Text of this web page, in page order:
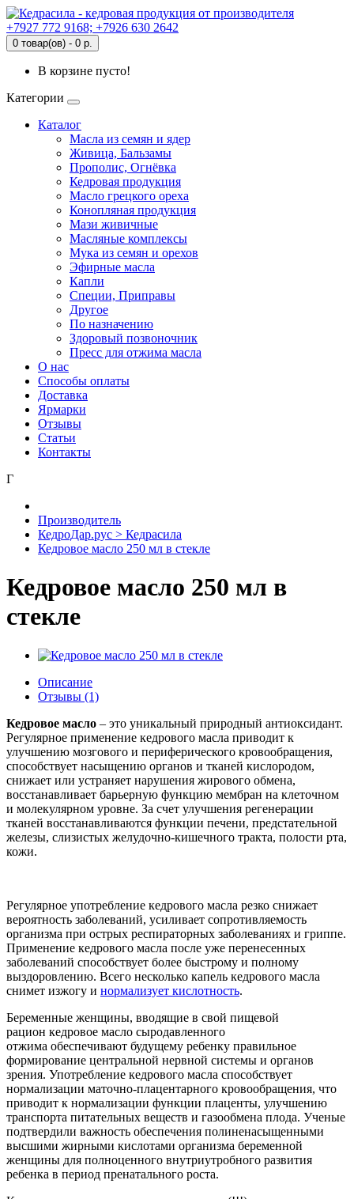
+7927 772 9168; +7926 630 2642
0 товар(ов) - 0 р.
В корзине пусто!
Категории
Каталог
Масла из семян и ядер
Живица, Бальзамы
Прополис, Огнёвка
Кедровая продукция
Масло грецкого ореха
Конопляная продукция
Мази живичные
Масляные комплексы
Мука из семян и орехов
Эфирные масла
Капли
Специи, Приправы
Другое
По назначению
Здоровый позвоночник
Пресс для отжима масла
О нас
Способы оплаты
Доставка
Ярмарки
Отзывы
Статьи
Контакты
Г
Производитель
КедроДар.рус > Кедрасила
Кедровое масло 250 мл в стекле
Кедровое масло 250 мл в
стекле
Описание
Отзывы (1)
Кедровое масло – это уникальный природный антиоксидант.
Регулярное применение кедрового масла приводит к
улучшению мозгового и периферического кровообращения,
способствует насыщению органов и тканей кислородом,
снижает или устраняет нарушения жирового обмена,
восстанавливает барьерную функцию мембран на клеточном
и молекулярном уровне. За счет улучшения регенерации
тканей восстанавливаются функции печени, предстательной
железы, слизистых желудочно-кишечного тракта, полости рта,
кожи.
Регулярное употребление кедрового масла резко снижает
вероятность заболеваний, усиливает сопротивляемость
организма при острых респираторных заболеваниях и гриппе.
Применение кедрового масла после уже перенесенных
заболеваний способствует более быстрому и полному
выздоровлению. Всего несколько капель кедрового масла
снимет изжогу и нормализует кислотность.
Беременные женщины, вводящие в свой пищевой
рацион кедровое масло сыродавленного
отжима обеспечивают будущему ребенку правильное
формирование центральной нервной системы и органов
зрения. Употребление кедрового масла способствует
нормализации маточно-плацентарного кровообращения, что
приводит к нормализации функции плаценты, улучшению
транспорта питательных веществ и газообмена плода. Ученые
подтвердили важность обеспечения полиненасыщенными
высшими жирными кислотами организма беременной
женщины для полноценного внутриутробного развития
ребенка в период пренатального роста.